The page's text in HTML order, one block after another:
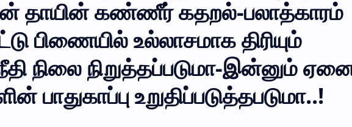
தாயின் கண்ணீர் கதறல்-பலாத்காரம்
பிணையில் உல்லாசமாக திரியும்
நிலை நிறுத்தப்படுமா-இன்னும்
பாதுகாப்பு உறுதிப்படுத்தபடுமா..!